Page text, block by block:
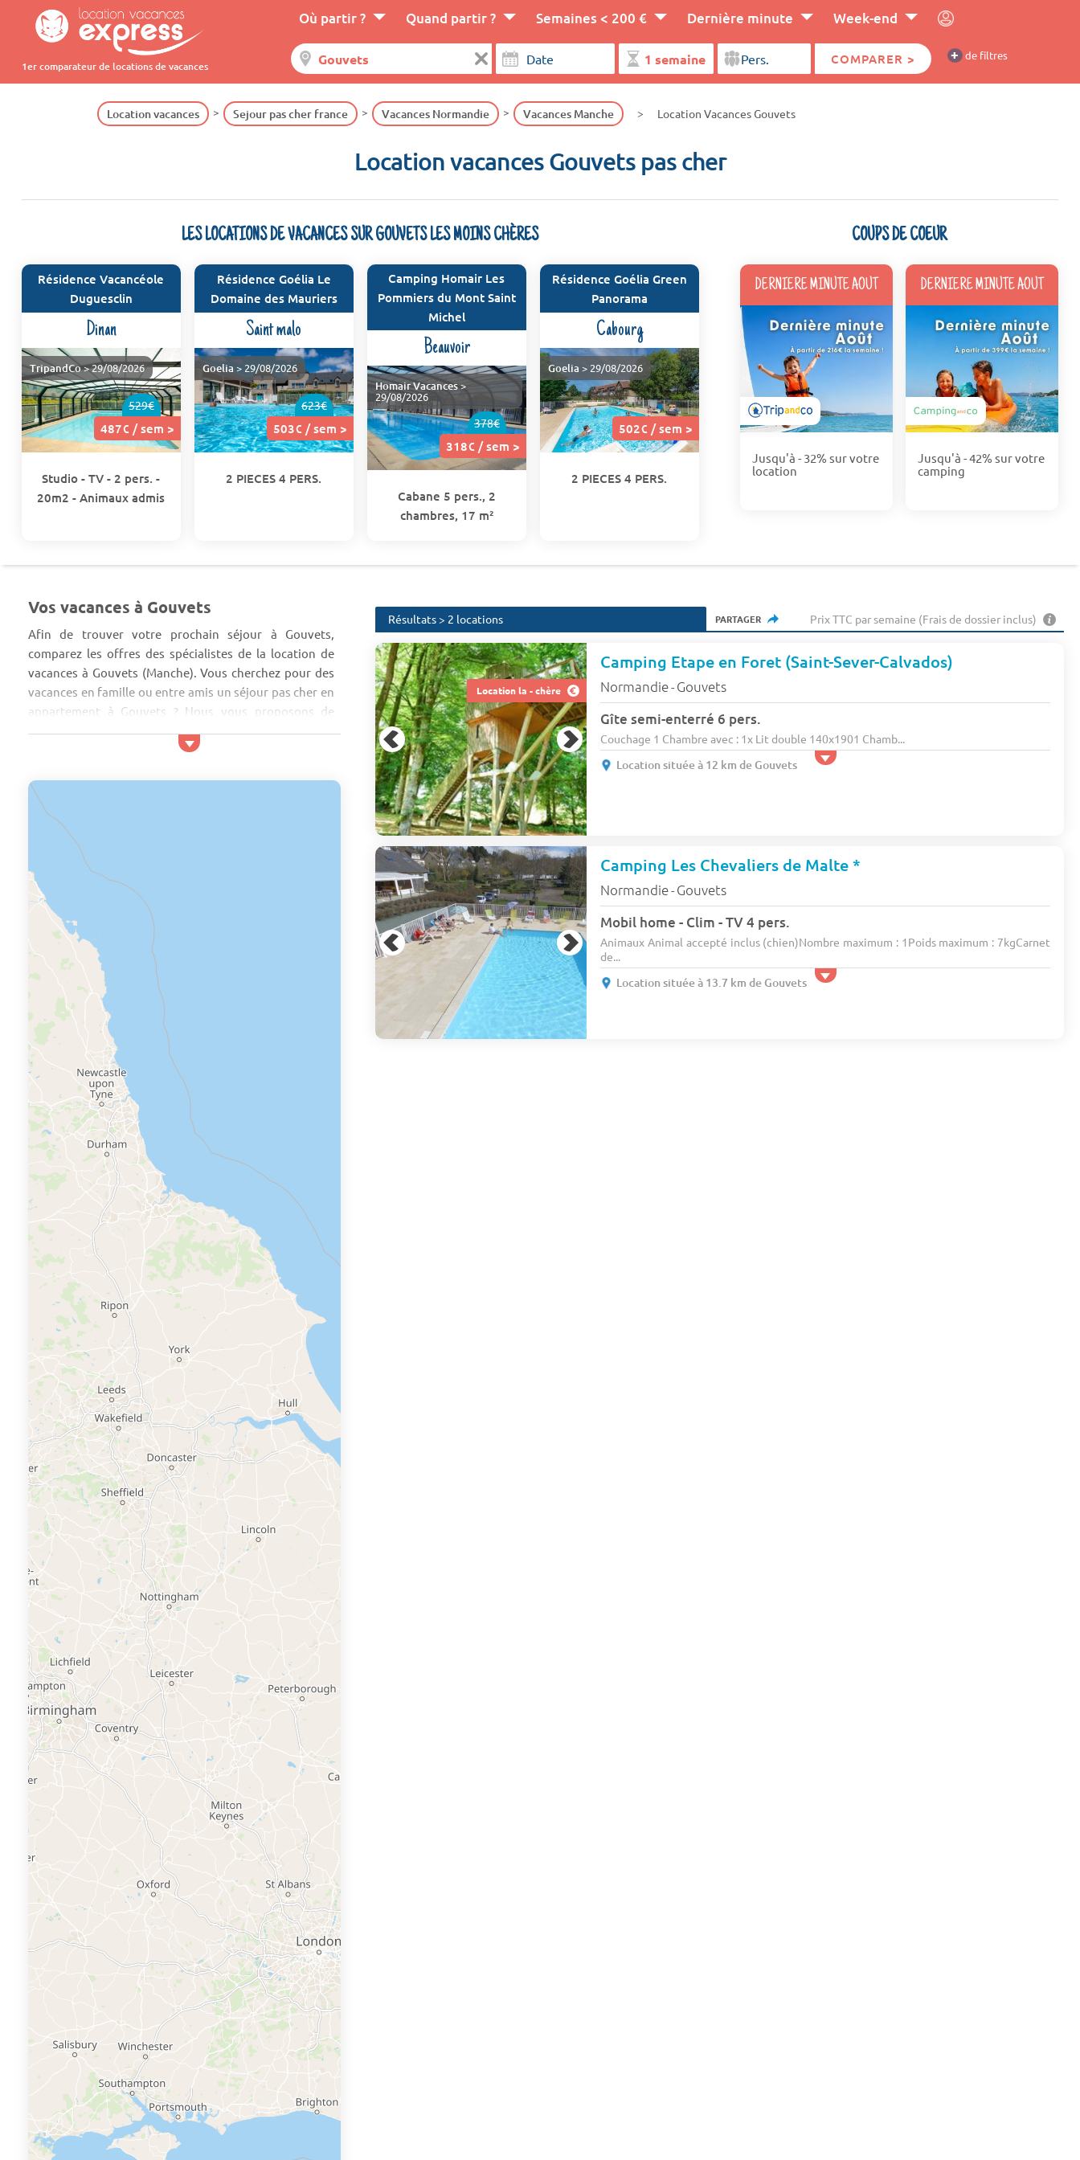
1er comparateur de locations de vacances
Où partir ? Quand partir ? Semaines < 200 € Dernière minute Week-end
COMPARER > + de filtres
Location vacances Sejour pas cher france Vacances Normandie Vacances Manche Location Vacances Gouvets
Location vacances Gouvets pas cher
LES LOCATIONS DE VACANCES SUR GOUVETS LES MOINS CHÈRES
Résidence Vacancéole
Duguesclin
Dinan
529€
487€ / sem >
TripandCo> 29/08/2026
Studio - TV - 2 pers. -
20m2 - Animaux admis
Résidence Goélia Le
Domaine des Mauriers
Saint malo
623€
503€ / sem >
Goelia > 29/08/2026
2 PIECES 4 PERS.
Camping Homair Les
Pommiers du Mont Saint
Michel
Beauvoir
378€
318€ / sem >
Homair Vacances>
29/08/2026
Cabane 5 pers., 2
chambres, 17 m²
Résidence Goélia Green
Panorama
Cabourg
502€ / sem >
Goelia > 29/08/2026
2 PIECES 4 PERS.
COUPS DE COEUR
DERNIERE MINUTE AOUT
Jusqu'à - 32% sur votre
location
DERNIERE MINUTE AOUT
Jusqu'à - 42% sur votre
camping
Vos vacances à Gouvets
Afin de trouver votre prochain séjour à Gouvets,
comparez les offres des spécialistes de la location de
vacances à Gouvets (Manche). Vous cherchez pour des
vacances en famille ou entre amis un séjour pas cher en
appartement à Gouvets ? Nous vous proposons de
trouver cette location à Gouvets en fonction de critères
parmi des centaines d'offres de la r&eac...
Résultats > 2 locations PARTAGER Prix TTC par semaine (Frais de dossier inclus)
Location la - chère
Camping Etape en Foret (Saint-Sever-Calvados)
Normandie- Gouvets
Gîte semi-enterré 6 pers.
Couchage 1 Chambre avec : 1x Lit double 140x1901 Chamb...
Location située à 12 km de Gouvets
Camping Les Chevaliers de Malte *
Normandie- Gouvets
Mobil home - Clim - TV 4 pers.
Animaux Animal accepté inclus (chien)Nombre maximum : 1Poids maximum : 7kgCarnet
de...
Location située à 13.7 km de Gouvets